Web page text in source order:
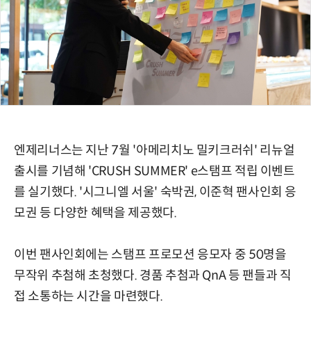
엔제리너스는 지난 7월 '아메리치노 밀키크러쉬' 리뉴얼
출시를 기념해 'CRUSH SUMMER' e스탬프 적립 이벤트
를 실기했다. '시그니엘 서울' 숙박권, 이준혁 팬사인회 응
모권 등 다양한 혜택을 제공했다.
이번 팬사인회에는 스탬프 프로모션 응모자 중 50명을
무작위 추첨해 초청했다. 경품 추첨과 QnA 등 팬들과 직
접 소통하는 시간을 마련했다.